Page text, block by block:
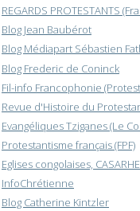
REGARDS PROTESTANTS
Blog Jean Baubérot
Blog Médiapart Sébastien
Blog Frederic de Coninck
Fil-info Francophonie
Revue d'Histoire du
Evangéliques Tziganes (Le
Protestantisme français (FPF)
Eglises congolaises,
InfoChrétienne
Blog Catherine Kintzler